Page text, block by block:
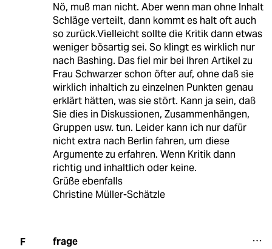
Nö, muß man nicht. Aber wenn man ohne Inhalt
Schläge verteilt, dann kommt es halt oft auch
so zurück.Vielleicht sollte die Kritik dann etwas
weniger bösartig sei. So klingt es wirklich nur
nach Bashing. Das fiel mir bei Ihren Artikel zu
Frau Schwarzer schon öfter auf, ohne daß sie
wirklich inhaltich zu einzelnen Punkten genau
erklärt hätten, was sie stört. Kann ja sein, daß
Sie dies in Diskussionen, Zusammenhängen,
Gruppen usw. tun. Leider kann ich nur dafür
nicht extra nach Berlin fahren, um diese
Argumente zu erfahren. Wenn Kritik dann
richtig und inhaltlich oder keine.
Grüße ebenfalls
Christine Müller-Schätzle
F frage